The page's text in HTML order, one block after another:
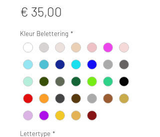
€ 35,00
Kleur Belettering *
Lettertype *